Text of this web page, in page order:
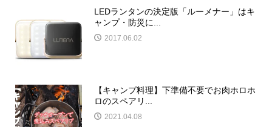
LEDランタンの決定版「ルーメナー」はキ
ャンプ・防災に...
2017.06.02
【キャンプ料理】下準備不要でお肉ホロホ
ロのスペアリ...
2021.04.08